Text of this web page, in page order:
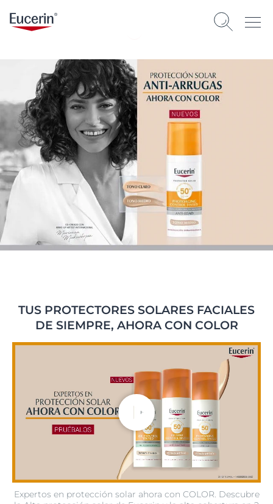
TUS PROTECTORES SOLARES FACIALES
DE SIEMPRE, AHORA CON COLOR
Expertos en protección solar ahora con COLOR. Descubre